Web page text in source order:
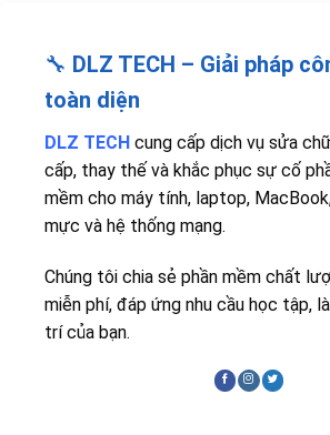
🔧 DLZ TECH – Giải pháp
toàn diện
DLZ TECH cung cấp dịch vụ sửa
cấp, thay thế và khắc phục sự cố
mềm cho máy tính, laptop,
mực và hệ thống mạng.
Chúng tôi chia sẻ phần mềm chất
miễn phí, đáp ứng nhu cầu học tập,
trí của bạn.